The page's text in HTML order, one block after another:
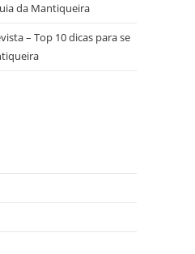
da Mantiqueira
– Top 10 dicas para se